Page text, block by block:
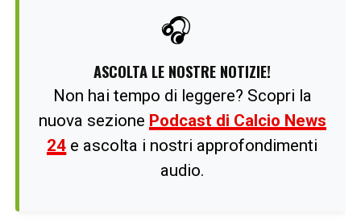
🎧
ASCOLTA LE NOSTRE NOTIZIE!
Non hai tempo di leggere? Scopri la
nuova sezione Podcast di Calcio News
24 e ascolta i nostri approfondimenti
audio.